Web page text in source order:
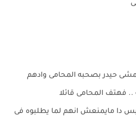
حيدر بصحبه المحامى وادهم
.. فهتف المحامى قائلا
بس دا مايمنعش انهم لما يطلبوه فى